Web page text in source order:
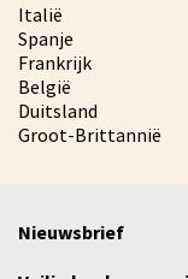
Italië
Spanje
Frankrijk
België
Duitsland
Groot-Brittannië
Nieuwsbrief